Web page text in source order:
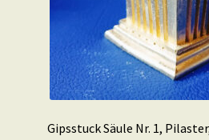
Gipsstuck Säule Nr. 1,